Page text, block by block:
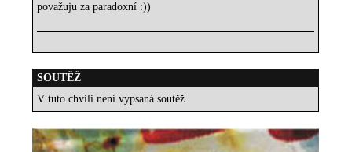
považuju za paradoxní :))
SOUTĚŽ
V tuto chvíli není vypsaná soutěž.